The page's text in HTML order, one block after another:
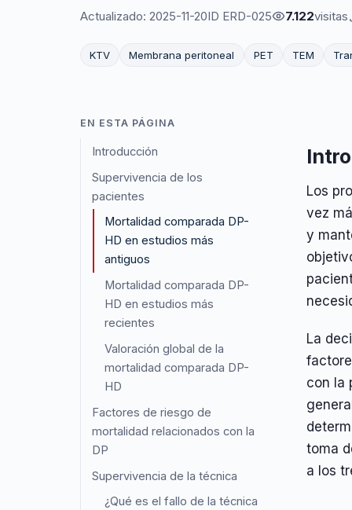
Actualizado: 2025-11-20ID ERD-025 7.122visitas
KTV Membrana peritoneal PET TEM
EN ESTA PÁGINA
Introducción
Supervivencia de los
pacientes
Mortalidad comparada DP-
HD en estudios más
antiguos
Mortalidad comparada DP-
HD en estudios más
recientes
Valoración global de la
mortalidad comparada DP-
HD
Factores de riesgo de
mortalidad relacionados con la
DP
Supervivencia de la técnica
¿Qué es el fallo de la técnica
Los
vez
y
La
con la
toma
a los